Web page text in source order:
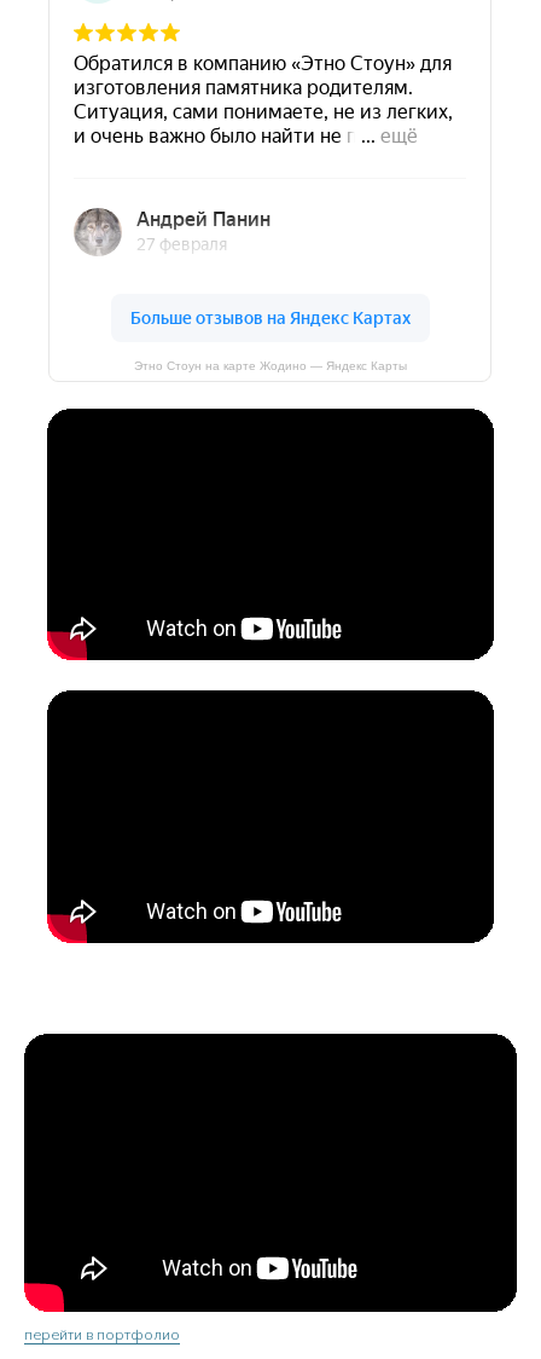
Этно Стоун на карте Жодино — Яндекс Карты
перейти в портфолио